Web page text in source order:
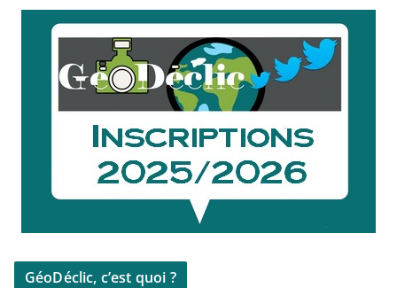
GéoDéclic, c’est quoi ?